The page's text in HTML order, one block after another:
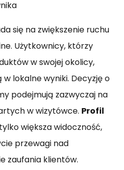
się na zwiększenie ruchu
Użytkownicy, którzy
w swojej okolicy,
lokalne wyniki. Decyzję o
podejmują zazwyczaj na
w wizytówce. Profil
większa widoczność,
przewagi nad
zaufania klientów.